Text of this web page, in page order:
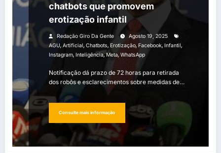
chatbots que promovem
erotização infantil
Redação Giro Da Gente
Agosto 19, 2025
AGU, Artificial, Chatbots, Erotização, Facebook, Infantil,
Instagram, Inteligência,Meta, WhatsApp
Notificação dá prazo de 72 horas para retirada
dos robôs e esclarecimentos sobre medidas de…
Consulte mais informação